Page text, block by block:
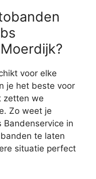
voor elke
je het beste voor
zetten we
Zo weet je
Bandenservice in
te laten
situatie perfect